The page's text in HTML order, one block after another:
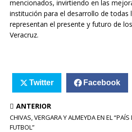
mencionados, invirtiendo en las
institución para el desarrollo de todas
representan el presente y futuro de
Veracruz.
Twitter Facebook
ANTERIOR
CHIVAS, VERGARA Y ALMEYDA EN EL “PAÍS
FUTBOL”